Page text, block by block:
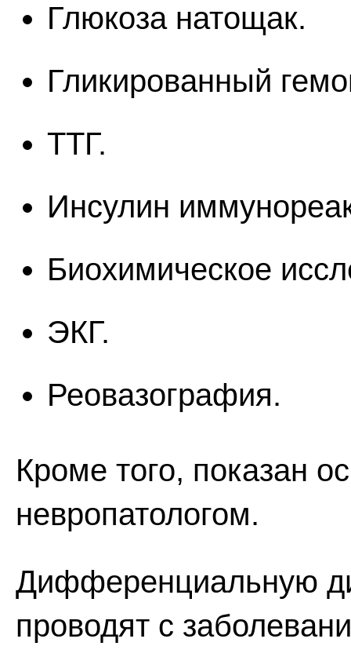
Глюкоза натощак.
Гликированный
ТТГ.
Инсулин
Биохимическое
ЭКГ.
Реовазография.
Кроме того, показан
невропатологом.
Дифференциальную
проводят с